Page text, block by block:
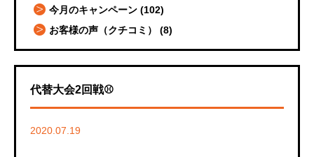
今月のキャンペーン (102)
お客様の声（クチコミ）
(8)
代替大会2回戦⚾️
2020.07.19